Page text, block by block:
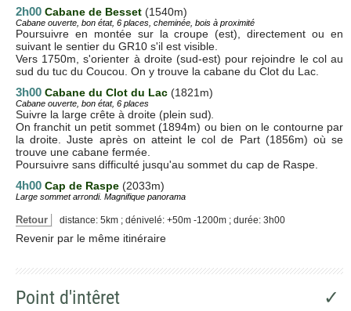
2h00 Cabane de Besset (1540m)
Cabane ouverte, bon état, 6 places, cheminée, bois à proximité
Poursuivre en montée sur la croupe (est), directement ou en
suivant le sentier du GR10 s'il est visible.
Vers 1750m, s'orienter à droite (sud-est) pour rejoindre le col au
sud du tuc du Coucou. On y trouve la cabane du Clot du Lac.
3h00 Cabane du Clot du Lac (1821m)
Cabane ouverte, bon état, 6 places
Suivre la large crête à droite (plein sud)
On franchit un petit sommet (1894m) ou bien on le contourne par
la droite. Juste après on atteint le col de Part (1856m) où se
trouve une cabane fermée.
Poursuivre sans difficulté jusqu'au sommet du cap de Raspe.
4h00 Cap de Raspe (2033m)
Large sommet arrondi. Magnifique panorama
Retour distance: 5km ; dénivelé: +50m -1200m ; durée: 3h00
Revenir par le même itinéraire
Point d'intêret ✓